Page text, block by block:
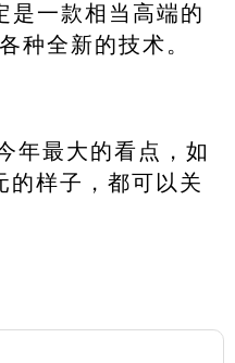
是一款相当高端的
种全新的技术。
年最大的看点，如
的样子，都可以关